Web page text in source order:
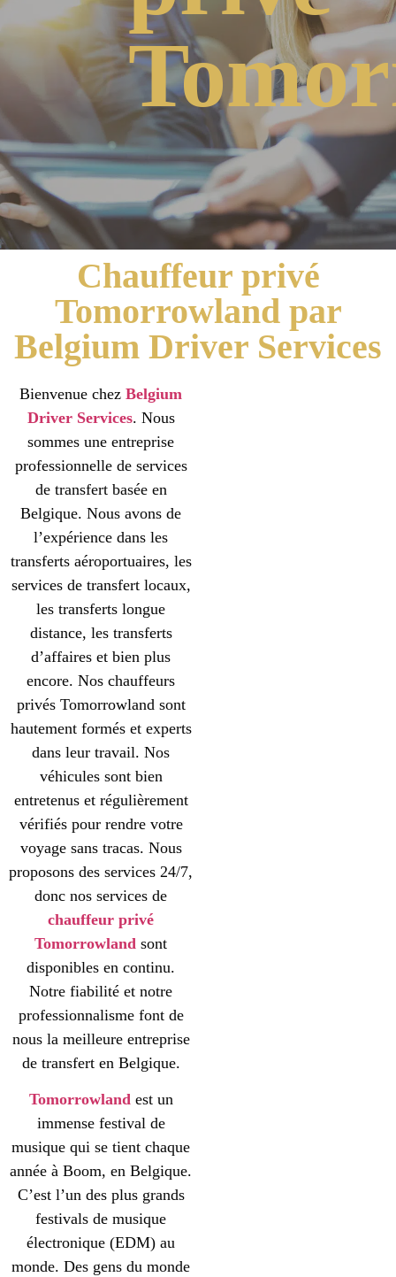
Chauffeur privé
Tomorrowland par
Belgium Driver Services
Bienvenue chezBelgium
Driver Services. Nous
sommes une entreprise
professionnelle de services
de transfert basée en
Belgique. Nous avons de
l’expérience dans les
transferts aéroportuaires, les
services de transfert locaux,
les transferts longue
distance, les transferts
d’affaires et bien plus
encore. Nos chauffeurs
privés Tomorrowland sont
hautement formés et experts
dans leur travail. Nos
véhicules sont bien
entretenus et régulièrement
vérifiés pour rendre votre
voyage sans tracas. Nous
proposons des services 24/7,
donc nos services de
chauffeur privé
Tomorrowland sont
disponibles en continu.
Notre fiabilité et notre
professionnalisme font de
nous la meilleure entreprise
de transfert en Belgique.
Tomorrowlandest un
immense festival de
musique qui se tient chaque
année à Boom, en Belgique.
C’est l’un des plus grands
festivals de musique
électronique (EDM) au
monde. Des gens du monde